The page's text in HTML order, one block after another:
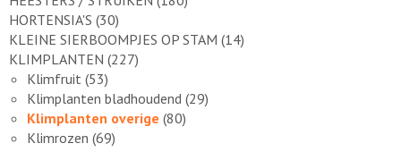
HORTENSIA'S (30)
KLEINE SIERBOOMPJES OP STAM (14)
KLIMPLANTEN (227)
Klimfruit (53)
Klimplanten bladhoudend (29)
Klimplanten overige (80)
Klimrozen (69)